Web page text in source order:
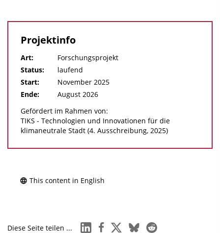
Projektinfo
Art:
Forschungsprojekt
Status:
laufend
Start:
November 2025
Ende:
August 2026
Gefördert im Rahmen von:
TIKS - Technologien und Innovationen für die
klimaneutrale Stadt (4. Ausschreibung, 2025)
This content in English
Diese Seite teilen ... linkedinfacebook
x blueskyreddit